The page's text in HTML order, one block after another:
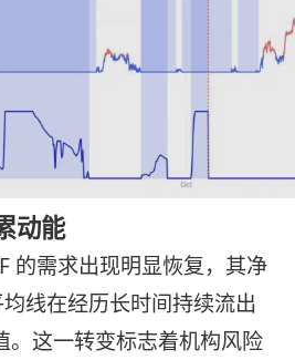
动能
的需求出现明显恢复，其净
线在经历长时间持续流出
。这一转变标志着机构风险